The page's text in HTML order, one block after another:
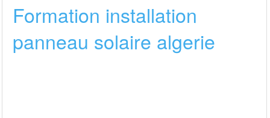
Formation installation
panneau solaire algerie